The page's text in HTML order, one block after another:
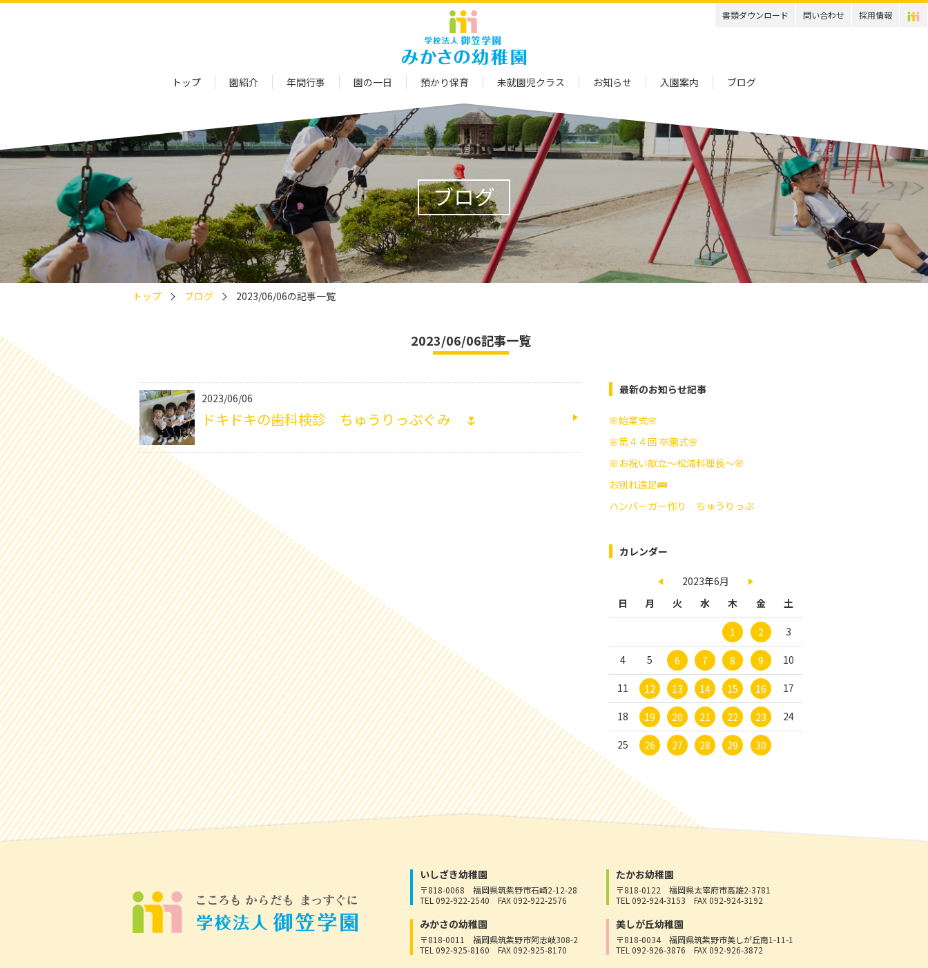
トップ 園紹介 年間行事 園の一日 預かり保育 未就園児クラス お知らせ 入園案内 ブログ
書類ダウンロード 問い合わせ 採用情報
ブログ
トップ ブログ 2023/06/06の記事一覧
2023/06/06記事一覧
2023/06/06
ドキドキの歯科検診 ちゅうりっぷぐみ 🌷
最新のお知らせ記事
🌸始業式🌸
🌸第４４回 卒園式🌸
🌸お祝い献立～松浦料理長～🌸
お別れ遠足🚌
ハンバーガー作り ちゅうりっぷ
カレンダー
2023年6月
日
月 火 水 木 金 土
1 2 3
4 5 6 7 8 9 10
11 12 13 14 15 16 17
18 19 20 21 22 23 24
25 26 27 28 29 30
いしざき幼稚園
〒818-0068 福岡県筑紫野市石崎2-12-28
TEL 092-922-2540 FAX 092-922-2576
たかお幼稚園
〒818-0122 福岡県太宰府市高雄2-3781
TEL 092-924-3153 FAX 092-924-3192
みかさの幼稚園
〒818-0011 福岡県筑紫野市阿志岐308-2
TEL 092-925-8160 FAX 092-925-8170
美しが丘幼稚園
〒818-0034 福岡県筑紫野市美しが丘南1-11-1
TEL 092-926-3876 FAX 092-926-3872